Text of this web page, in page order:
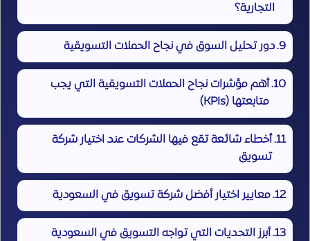
التجارية؟
دور تحليل السوق في نجاح الحملات التسويقية
أهم مؤشرات نجاح الحملات التسويقية التي يجب
متابعتها (KPIs)
أخطاء شائعة تقع فيها الشركات عند اختيار شركة
تسويق
معايير اختيار أفضل شركة تسويق في السعودية
أبرز التحديات التي تواجه التسويق في السعودية